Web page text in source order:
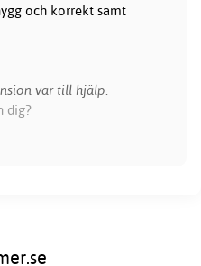
och korrekt samt
var till hjälp.
dig?